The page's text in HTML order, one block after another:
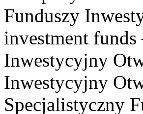
Funduszy
investment
Inwestycyjny
Inwestycyjny
Specjalistyczny